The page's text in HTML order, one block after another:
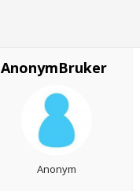
AnonymBruker
Anonym